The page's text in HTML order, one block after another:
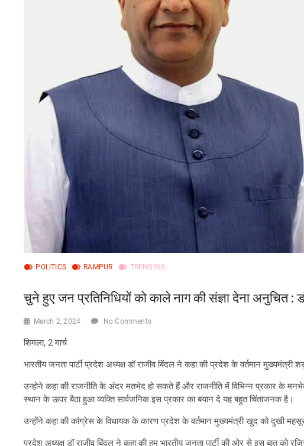
POLITICS RAMPUR TRENDING
चुने हुए जन प्रतिनिधियों को काले नाग की संज्ञा देना अनुचित :
March 2, 2024 No Comments
शिमला, 2 मार्च
भारतीय जनता पार्टी प्रदेश अध्यक्ष डॉ राजीव बिंदल ने कहा की प्रदेश के वर्तमान
उन्होने कहा की राजनीति के अंदर मतभेद हो सकते हैं और राजनीति में विभिन्न प्रकार के
स्थान के ऊपर बैठा हुआ व्यक्ति सार्वजनिक इस प्रकार का बयान दे यह बहुत चिंताजनक है।
उन्होंने कहा की कांग्रेस के विधायक के कारण प्रदेश के वर्तमान मुख्यमंत्री खुद को दुखी
प्रदेश अध्यक्ष डॉ राजीव बिंदल ने कहा की हम भारतीय जनता पार्टी की ओर से इस बात को